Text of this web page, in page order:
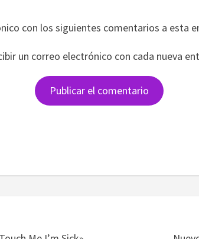
con los siguientes comentarios a esta
un correo electrónico con cada nueva